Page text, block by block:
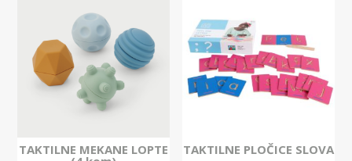
TAKTILNE MEKANE LOPTE TAKTILNE PLOČICE SLOVA